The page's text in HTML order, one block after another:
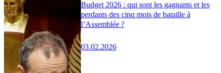
Budget 2026 : qui sont les gagnants et les
perdants des cinq mois de bataille à
l’Assemblée ?
03.02.2026